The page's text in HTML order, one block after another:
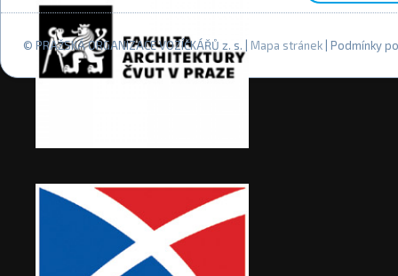
© PRAŽSKÁ ORGANIZACE VOZÍČKÁŘŮ z. s. | Mapa stránek | Podmínky